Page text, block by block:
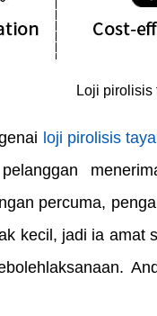
Loji pirolisis
loji pirolisis
percuma,
kecil, jadi ia